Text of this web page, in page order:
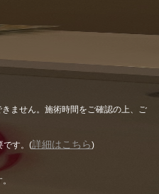
ません。施術時間をご確認の上、ご
です。(詳細はこちら)